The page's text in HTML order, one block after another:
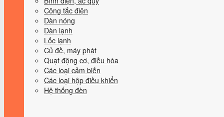
Công tắc điện
Dàn nóng
Dàn lạnh
Lốc lạnh
Củ đề, máy phát
Quạt động cơ, điều hòa
Các loại cảm biến
Các loại hộp điều khiển
Hệ thống đèn